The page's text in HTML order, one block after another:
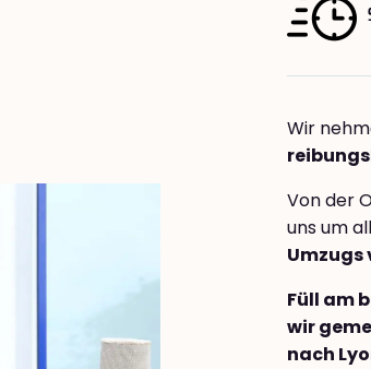
Wir
Von der
uns um
Umzugs
Füll am
wir
nach